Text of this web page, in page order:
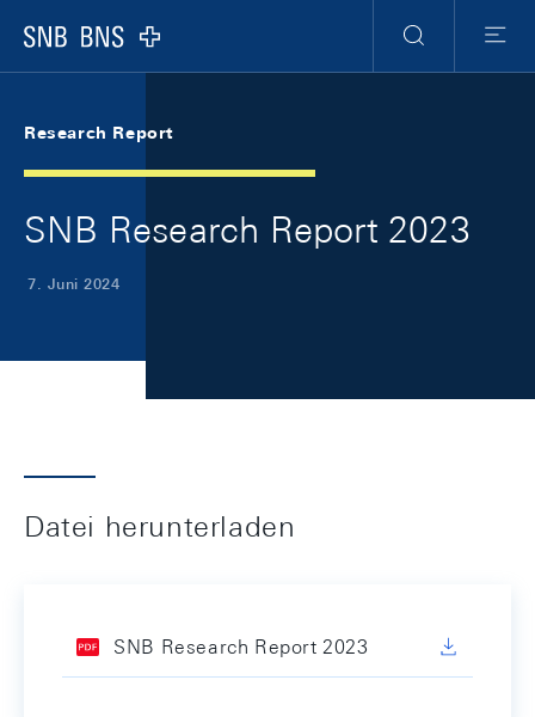
Logo
Suche
Menu
Research Report
SNB Research Report 2023
7. Juni 2024
Datei herunterladen
SNB Research Report 2023